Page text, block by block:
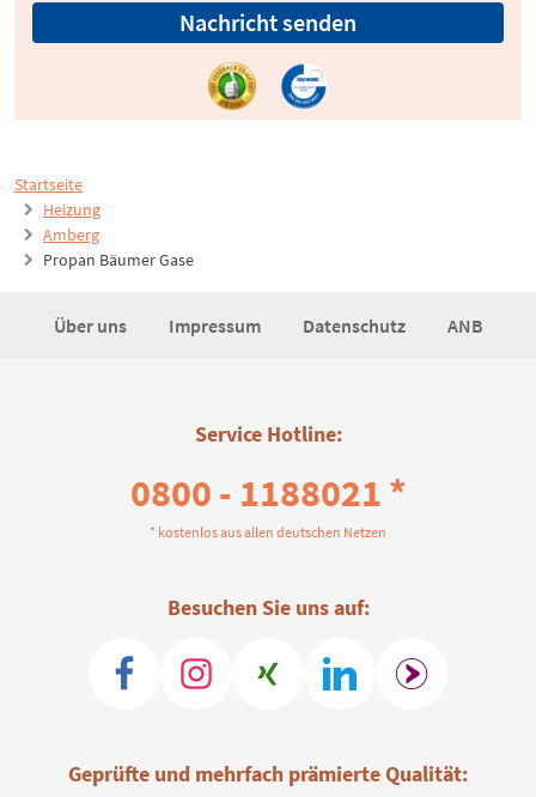
Startseite
Heizung
Amberg
Propan Bäumer Gase
Nachricht senden
Über uns Impressum Datenschutz ANB
Service Hotline:
0800 - 1188021 *
* kostenlos aus allen deutschen Netzen
Besuchen Sie uns auf:
Geprüfte und mehrfach prämierte Qualität: